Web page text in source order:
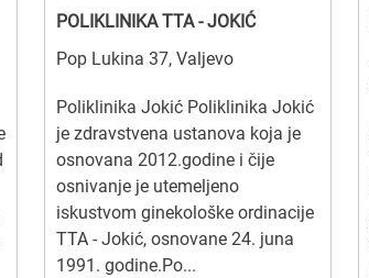
POLIKLINIKA TTA - JOKIĆ
Pop Lukina 37, Valjevo
Poliklinika Jokić Poliklinika Jokić
je zdravstvena ustanova koja je
osnovana 2012.godine i čije
osnivanje je utemeljeno
iskustvom ginekološke ordinacije
TTA - Jokić, osnovane 24. juna
1991. godine.Po...